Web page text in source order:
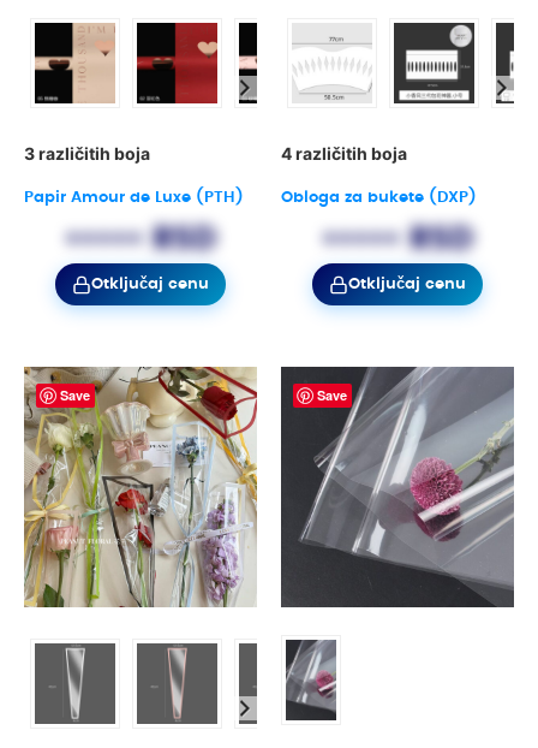
3 različitih boja
Papir Amour de Luxe (PTH)
••••• RSD
Otključaj cenu
4 različitih boja
Obloga za bukete (DXP)
••••• RSD
Otključaj cenu
Save Save